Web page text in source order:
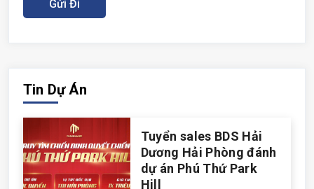
Tin Dự Án
Tuyển sales BDS Hải
Dương Hải Phòng đánh
dự án Phú Thứ Park
Hill